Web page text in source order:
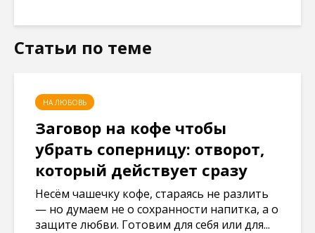
Статьи по теме
НА ЛЮБОВЬ
Заговор на кофе чтобы
убрать соперницу: отворот,
который действует сразу
Несём чашечку кофе, стараясь не разлить
— но думаем не о сохранности напитка, а о
защите любви. Готовим для себя или для...